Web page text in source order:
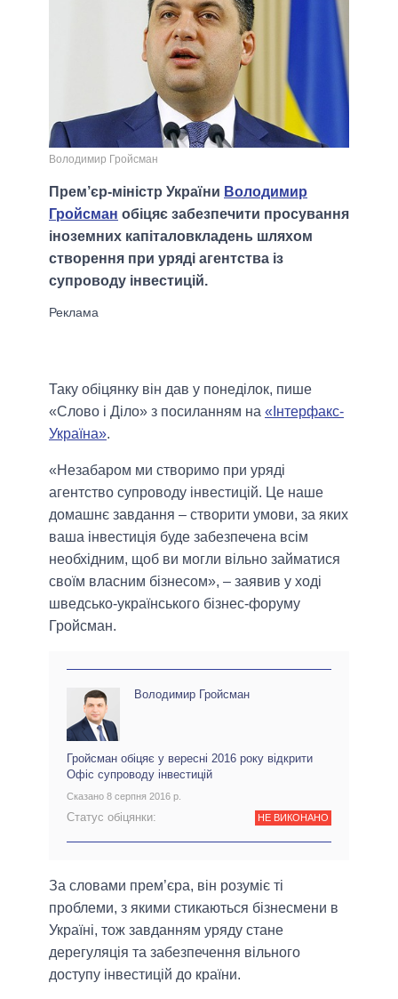
Володимир Гройсман
Прем’єр-міністр України Володимир
Гройсман обіцяє забезпечити просування
іноземних капіталовкладень шляхом
створення при уряді агентства із
супроводу інвестицій.
Таку обіцянку він дав у понеділок, пише
«Слово і Діло» з посиланням на «Інтерфакс-
Україна».
«Незабаром ми створимо при уряді
агентство супроводу інвестицій. Це наше
домашнє завдання – створити умови, за яких
ваша інвестиція буде забезпечена всім
необхідним, щоб ви могли вільно займатися
своїм власним бізнесом», – заявив у ході
шведсько-українського бізнес-форуму
Гройсман.
Володимир Гройсман
Гройсман обіцяє у вересні 2016 року відкрити
Офіс супроводу інвестицій
Сказано 8 серпня 2016 р.
Статус обіцянки: НЕ ВИКОНАНО
За словами прем’єра, він розуміє ті
проблеми, з якими стикаються бізнесмени в
Україні, тож завданням уряду стане
дерегуляція та забезпечення вільного
доступу інвестицій до країни.